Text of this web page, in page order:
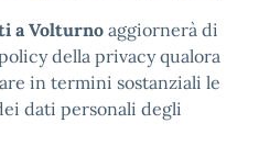
a Volturno aggiornerà di
della privacy qualora
in termini sostanziali le
dati personali degli